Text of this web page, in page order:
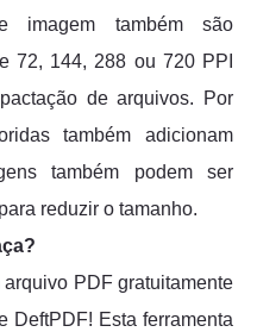
imagem também são
72, 144, 288 ou 720 PPI
de arquivos. Por
também adicionam
também podem ser
reduzir o tamanho.
PDF gratuitamente
DeftPDF! Esta ferramenta